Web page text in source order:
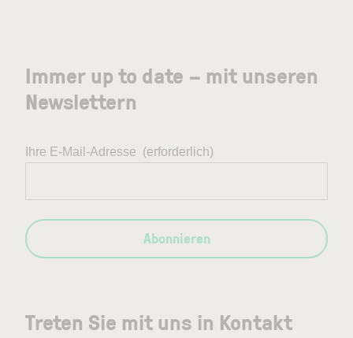
Treten Sie mit uns in Kontakt
Immer up to date – mit unseren
Newslettern
Ihre E-Mail-Adresse (erforderlich)
Abonnieren